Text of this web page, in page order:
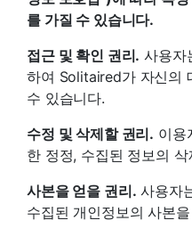
를 가질 수 있습니다.
접근 및 확인 권리. 사용자
하여 Solitaired가 자신의
수 있습니다.
수정 및 삭제할 권리. 이용
한 정정, 수집된 정보의
사본을 얻을 권리. 사용자
수집된 개인정보의 사본